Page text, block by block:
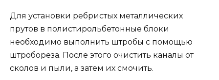
Для установки ребристых металлических
прутов в полистирольбетонные блоки
необходимо выполнить штробы с помощью
штробореза. После этого очистить каналы от
сколов и пыли, а затем их смочить.